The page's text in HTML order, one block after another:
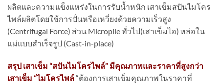
ผลิตและความแข็งแหร่งในการรับน้ำหนัก เสาเข็มสปันไมโคร
ไพล์ผลิตโดยใช้การปั่นหรือเหวี่ยงด้วยความเร็วสูง
(Centrifugal Force) ส่วน Micropile ทั่วไป(เสาเข็มไอ) หล่อใน
แม่แบบสำเร็จรูป (Cast-in-place)
สรุป เสาเข็ม “สปันไมโครไพล์” มีคุณภาพและราคาที่สูงกว่า
เสาเข็ม “ไมโครไพล์“ต้องการเสาเข็มคุณภาพในราคาที่